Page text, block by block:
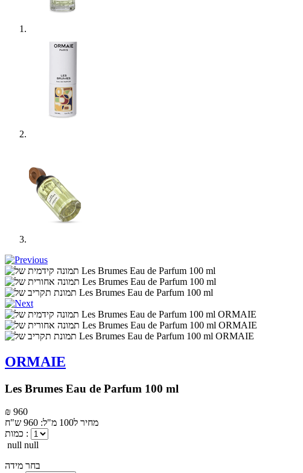
ORMAIE
Les Brumes Eau de Parfum 100 ml
₪ 960
מחיר ל100 מ"ל: 960 ש"ח
כמות :
null null
בחר מידה